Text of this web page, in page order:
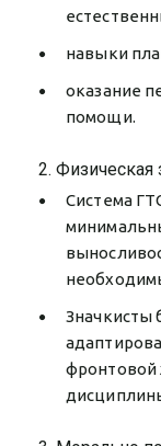
навыки
оказание
помощи.
2. Физическая
Система
Значкисты
фронтовой